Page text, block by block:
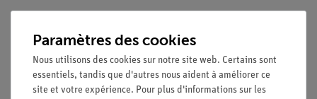
Nach oben
Paramètres des cookies
Nous utilisons des cookies sur notre site web. Certains sont
essentiels, tandis que d'autres nous aident à améliorer ce
site et votre expérience. Pour plus d'informations sur les